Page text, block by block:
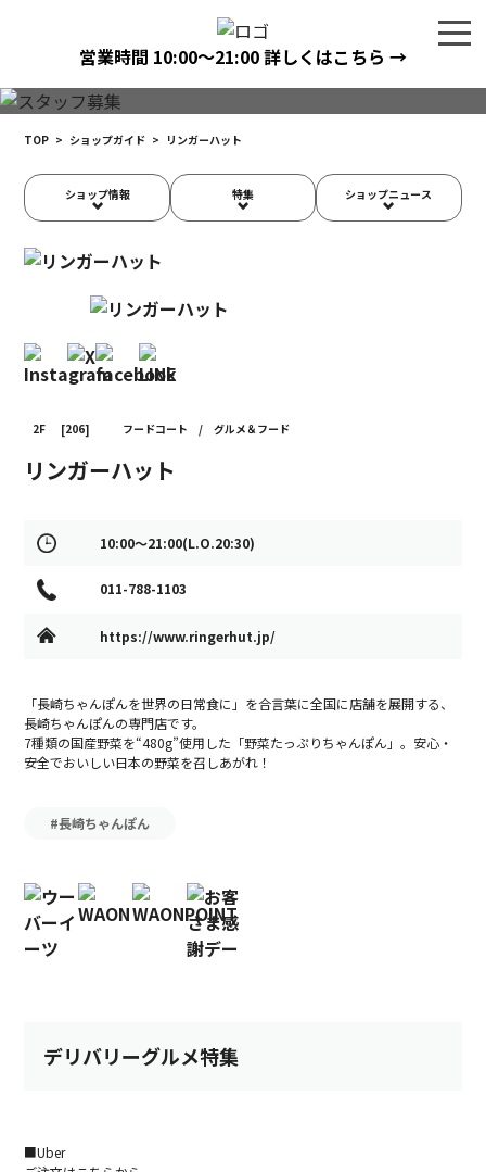
営業時間 10:00〜21:00詳しくはこちら →
TOP > ショップガイド > リンガーハット
ショップ情報 特集 ショップニュース
2F [206] フードコート / グルメ＆フード
リンガーハット
10:00～21:00(L.O.20:30)
011-788-1103
https://www.ringerhut.jp/
「長崎ちゃんぽんを世界の日常食に」を合言葉に全国に店舗を展開する、
長崎ちゃんぽんの専門店です。
7種類の国産野菜を“480g”使用した「野菜たっぷりちゃんぽん」。安心・
安全でおいしい日本の野菜を召しあがれ！
#長崎ちゃんぽん
デリバリーグルメ特集
■Uber